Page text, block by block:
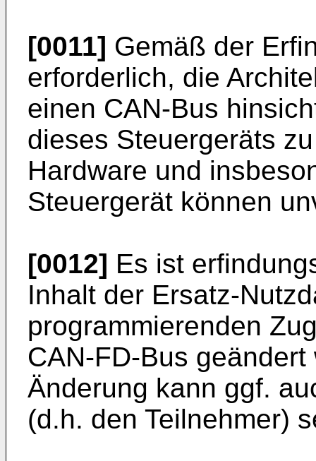
[0011] Gemäß der
erforderlich, die
einen CAN-Bus
dieses Steuergeräts
Hardware und
Steuergerät können
[0012] Es ist
Inhalt der Ersatz-
programmierenden
CAN-FD-Bus
Änderung kann ggf.
(d.h. den Teilnehmer)